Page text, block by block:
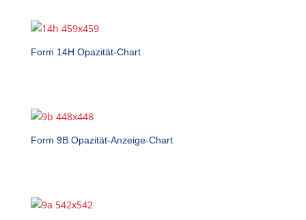
Form 14H Opazität-Chart
Form 9B Opazität-Anzeige-Chart